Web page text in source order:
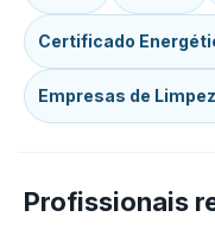
Certificado
Empresas de
Profissionais